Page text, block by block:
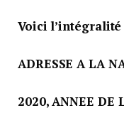
Voici
ADRESSE A LA
2020, ANNEE DE